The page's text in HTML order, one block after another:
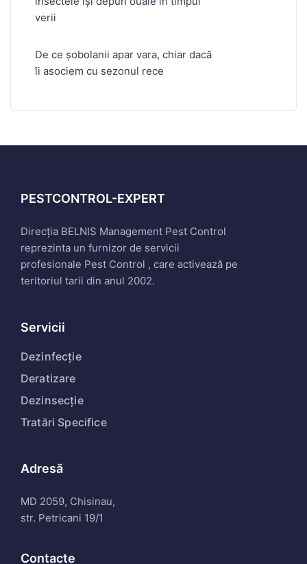
verii
De ce șobolanii apar vara, chiar dacă
îi asociem cu sezonul rece
PESTCONTROL-EXPERT
Direcția BELNIS Management Pest Control
reprezinta un furnizor de servicii
profesionale Pest Control , care activează pe
teritoriul tarii din anul 2002.
Servicii
Dezinfecție
Deratizare
Dezinsecție
Tratări Specifice
Adresă
MD 2059, Chisinau,
str. Petricani 19/1
Contacte